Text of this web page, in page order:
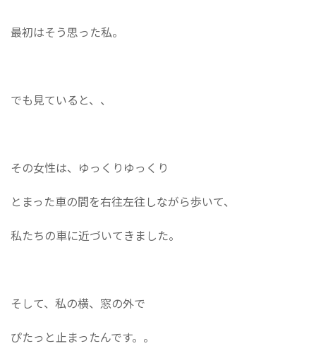
最初はそう思った私。
でも見ていると、、
その女性は、ゆっくりゆっくり
とまった車の間を右往左往しながら歩いて、
私たちの車に近づいてきました。
そして、私の横、窓の外で
ぴたっと止まったんです。。